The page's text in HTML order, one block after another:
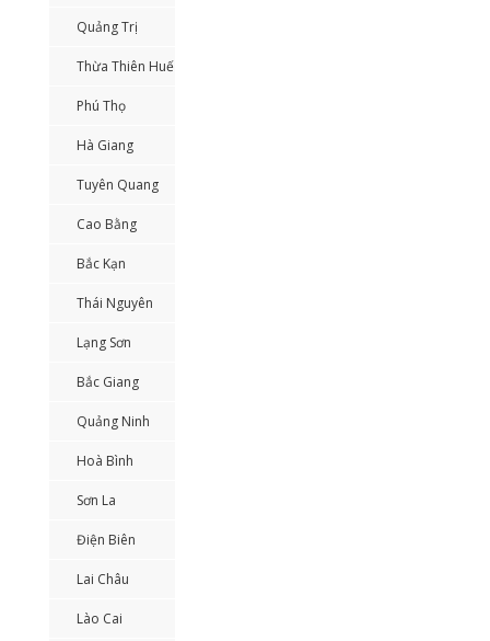
Quảng Trị
Thừa Thiên Huế
Phú Thọ
Hà Giang
Tuyên Quang
Cao Bằng
Bắc Kạn
Thái Nguyên
Lạng Sơn
Bắc Giang
Quảng Ninh
Hoà Bình
Sơn La
Điện Biên
Lai Châu
Lào Cai